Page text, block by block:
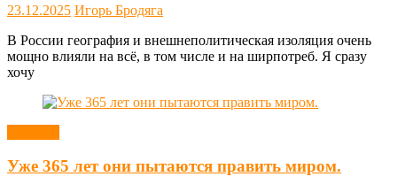
23.12.2025 Игорь Бродяга
В России география и внешнеполитическая изоляция очень
мощно влияли на всё, в том числе и на ширпотреб. Я сразу
хочу
Уже 365 лет они пытаются править миром.